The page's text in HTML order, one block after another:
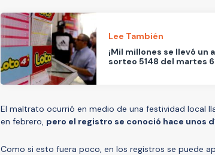
Lee También
¡Mil millones se llevó
sorteo 5148 del martes
El maltrato ocurrió en medio de una festividad local
en febrero, pero el registro se conoció hace unos
Como si esto fuera poco, en los registros se puede